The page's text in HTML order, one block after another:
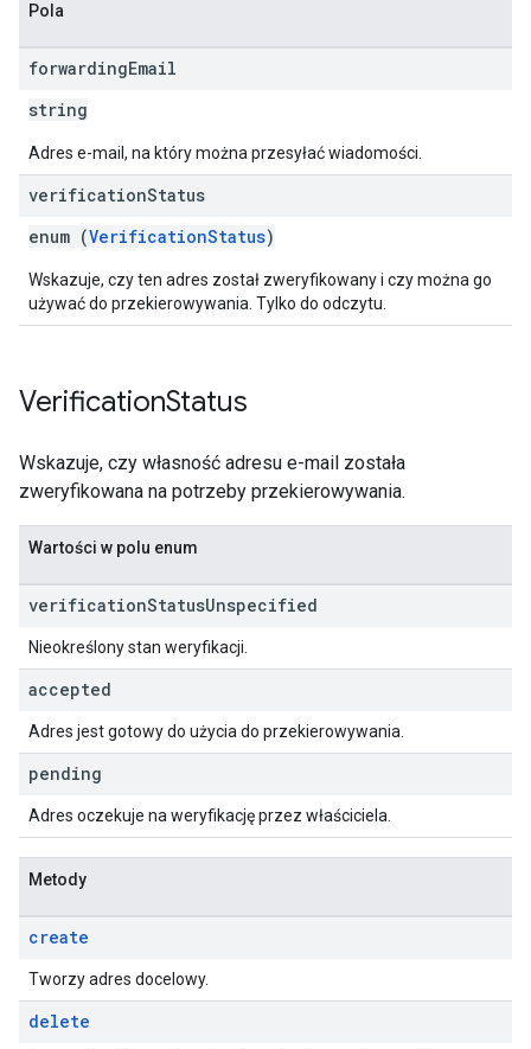
Pola
forwardingEmail
string
Adres e-mail, na który można przesyłać wiadomości.
verificationStatus
enum (VerificationStatus)
Wskazuje, czy ten adres został zweryfikowany i czy można go
używać do przekierowywania. Tylko do odczytu.
VerificationStatus
Wskazuje, czy własność adresu e-mail została
zweryfikowana na potrzeby przekierowywania.
Wartości w polu enum
verificationStatusUnspecified
Nieokreślony stan weryfikacji.
accepted
Adres jest gotowy do użycia do przekierowywania.
pending
Adres oczekuje na weryfikację przez właściciela.
Metody
create
Tworzy adres docelowy.
delete